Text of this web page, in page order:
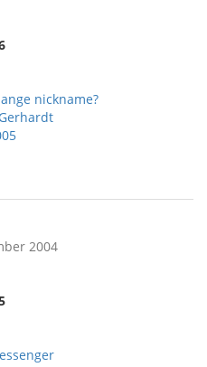
nickname?
2004